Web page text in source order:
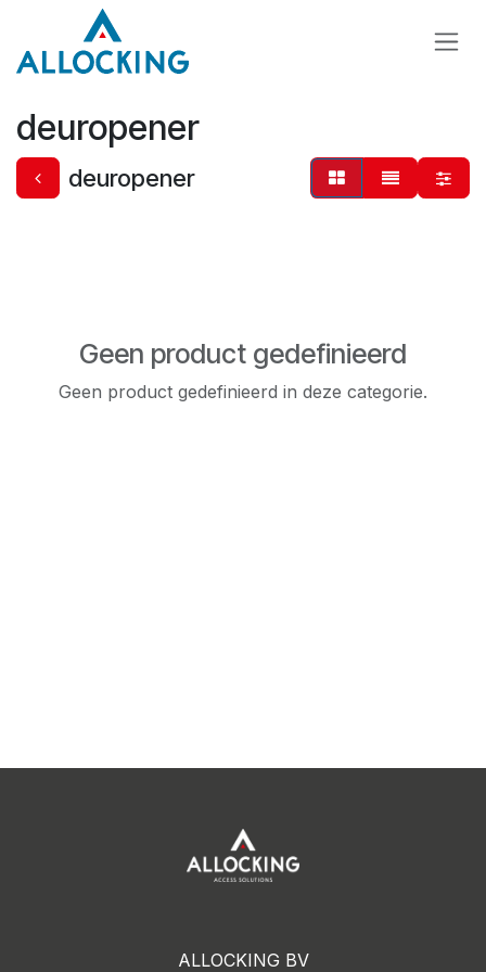
Overslaan naar inhoud
deuropener
deuropener
Geen product gedefinieerd
Geen product gedefinieerd in deze categorie.
ALLOCKING BV